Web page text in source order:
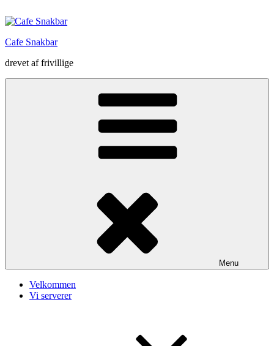
til
Cafe Snakbar
drevet af frivillige
Menu
Velkommen
Vi serverer